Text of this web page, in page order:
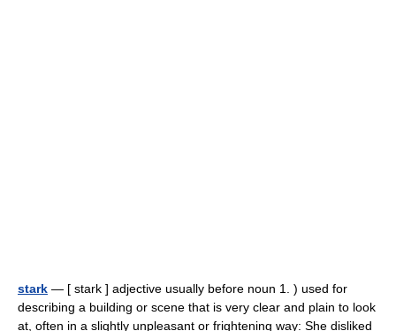
stark — [ stark ] adjective usually before noun 1. ) used for
describing a building or scene that is very clear and plain to look
at, often in a slightly unpleasant or frightening way: She disliked